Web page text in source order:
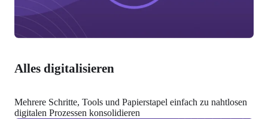
Alles digitalisieren
Mehrere Schritte, Tools und Papierstapel einfach zu nahtlosen
digitalen Prozessen konsolidieren